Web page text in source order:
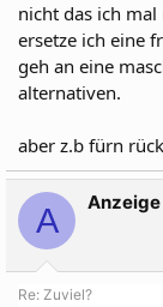
nicht das ich
ersetze ich eine
geh an eine
alternativen.
aber z.b fürn
A Anzeige
Re: Zuviel?